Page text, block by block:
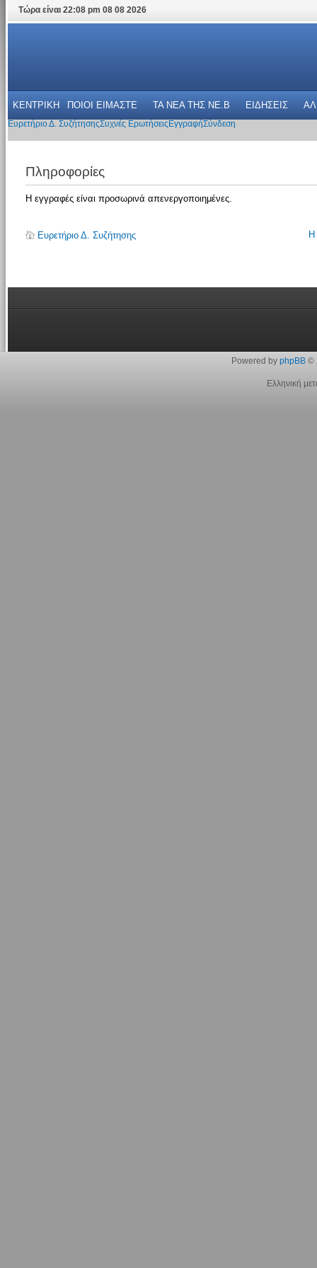
Τώρα είναι 22:08 pm 08 08 2026
ΚΕΝΤΡΙΚΗ ΠΟΙΟΙ ΕΙΜΑΣΤΕ ΤΑ ΝΕΑ THΣ NE.B ΕΙΔΗΣΕΙΣ
Ευρετήριο Δ. ΣυζήτησηςΣυχνές Ερωτήσεις ΕγγραφήΣύνδεση
Πληροφορίες
Η εγγραφές είναι προσωρινά απενεργοποιημένες.
Ευρετήριο Δ. Συζήτησης Η
Powered by phpBB©
Ελληνική